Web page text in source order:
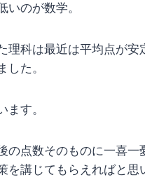
のが数学。
科は最近は平均点が安
た。
す。
の点数そのものに一喜一
講じてもらえればと思